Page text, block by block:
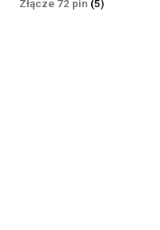
Złącze 72 pin 55